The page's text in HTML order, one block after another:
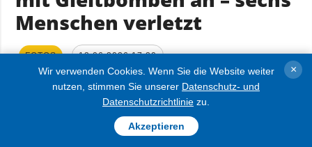
Menschen verletzt
FOTOS 13.06.2026 17:20
Wir verwenden Cookies. Wenn Sie die Website weiter
nutzen, stimmen Sie unserer Datenschutz- und
Datenschutzrichtlinie zu.
Akzeptieren
×